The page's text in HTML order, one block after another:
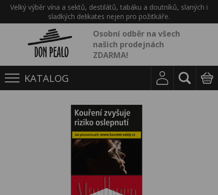
Velký výběr vína a sektů, destilátů, tabáku a doutníků, slaných i
sladkých delikates nejen pro požitkáře.
Osobní odběr na všech
našich prodejnách
ZDARMA!
KATALOG